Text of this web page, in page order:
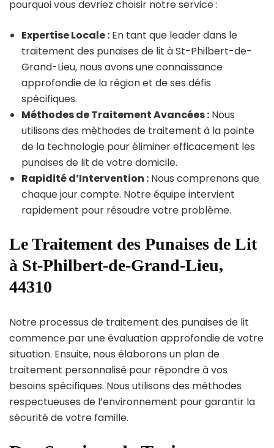
pourquoi vous devriez choisir notre service :
Expertise Locale : En tant que leader dans le
traitement des punaises de lit à St-Philbert-de-
Grand-Lieu, nous avons une connaissance
approfondie de la région et de ses défis
spécifiques.
Méthodes de Traitement Avancées : Nous
utilisons des méthodes de traitement à la pointe
de la technologie pour éliminer efficacement les
punaises de lit de votre domicile.
Rapidité d’Intervention : Nous comprenons que
chaque jour compte. Notre équipe intervient
rapidement pour résoudre votre problème.
Le Traitement des Punaises de Lit
à St-Philbert-de-Grand-Lieu,
44310
Notre processus de traitement des punaises de lit
commence par une évaluation approfondie de votre
situation. Ensuite, nous élaborons un plan de
traitement personnalisé pour répondre à vos
besoins spécifiques. Nous utilisons des méthodes
respectueuses de l’environnement pour garantir la
sécurité de votre famille.